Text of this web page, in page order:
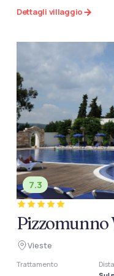
Dettagli villaggio
7.3
Pizzomunno
Vieste
Trattamento